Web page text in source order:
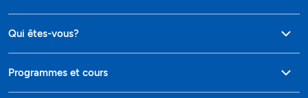
Qui êtes-vous?
Programmes et cours